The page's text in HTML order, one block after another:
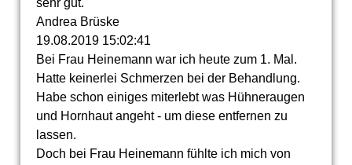
sehr gut.
Andrea Brüske
19.08.2019 15:02:41
Bei Frau Heinemann war ich heute zum 1. Mal.
Hatte keinerlei Schmerzen bei der Behandlung.
Habe schon einiges miterlebt was Hühneraugen
und Hornhaut angeht - um diese entfernen zu
lassen.
Doch bei Frau Heinemann fühlte ich mich von